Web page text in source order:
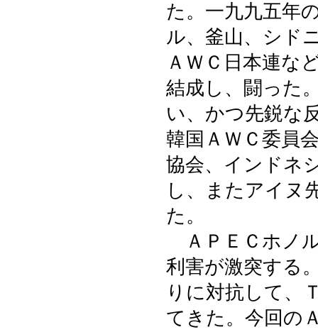
た。一九九五年
ル、釜山、シド
ＡＷＣ日本連な
結成し、闘った
い、かつ先鋭な
韓国ＡＷＣ委員
協会、インドネ
し、またアイヌ
た。
ＡＰＥＣホノ
利害が激突する
りに対抗して、
てきた。今回の